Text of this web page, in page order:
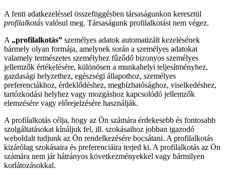
A fenti adatkezeléssel összefüggésben társaságunkon keresztül
profilalkotás valósul meg. Társaságunk profilalkotást nem végez.
A „profilalkotás” személyes adatok automatizált kezelésének
bármely olyan formája, amelynek során a személyes adatokat
valamely természetes személyhez fűződő bizonyos személyes
jellemzők értékelésére, különösen a munkahelyi teljesítményhez,
gazdasági helyzethez, egészségi állapothoz, személyes
preferenciákhoz, érdeklődéshez, megbízhatósághoz, viselkedéshez,
tartózkodási helyhez vagy mozgáshoz kapcsolódó jellemzők
elemzésére vagy előrejelzésére használják.
A profilalkotás célja, hogy az Ön számára érdekesebb és fontosabb
szolgáltatásokat kínáljuk fel, ill. szokásaihoz jobban igazodó
weboldalt tudjunk az Ön rendelkezésére bocsátani. A profilalkotás
kizárólag szokásaira és preferenciáira terjed ki. A profilalkotás az Ön
számára nem jár hátrányos következményekkel vagy bármilyen
korlátozásokkal.